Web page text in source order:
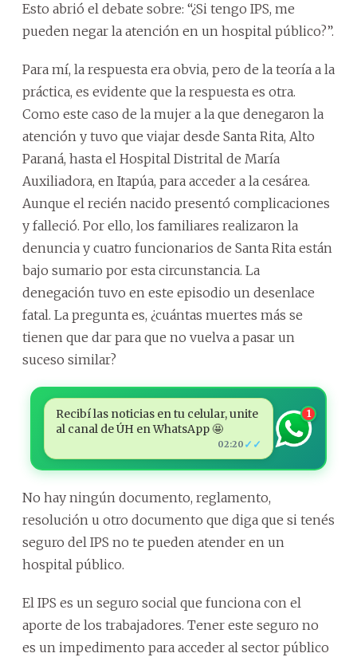
Esto abrió el debate sobre: “¿Si tengo IPS, me
pueden negar la atención en un hospital público?”.
Para mí, la respuesta era obvia, pero de la teoría a la
práctica, es evidente que la respuesta es otra.
Como este caso de la mujer a la que denegaron la
atención y tuvo que viajar desde Santa Rita, Alto
Paraná, hasta el Hospital Distrital de María
Auxiliadora, en Itapúa, para acceder a la cesárea.
Aunque el recién nacido presentó complicaciones
y falleció. Por ello, los familiares realizaron la
denuncia y cuatro funcionarios de Santa Rita están
bajo sumario por esta circunstancia. La
denegación tuvo en este episodio un desenlace
fatal. La pregunta es, ¿cuántas muertes más se
tienen que dar para que no vuelva a pasar un
suceso similar?
Recibí las noticias en tu celular, unite
al canal de ÚH en WhatsApp 🤩
02:20 ✓✓
1
No hay ningún documento, reglamento,
resolución u otro documento que diga que si tenés
seguro del IPS no te pueden atender en un
hospital público.
El IPS es un seguro social que funciona con el
aporte de los trabajadores. Tener este seguro no
es un impedimento para acceder al sector público